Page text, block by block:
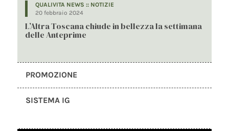
QUALIVITA NEWS :: NOTIZIE
20 febbraio 2024
L’Altra Toscana chiude in bellezza la settimana
delle Anteprime
PROMOZIONE
SISTEMA IG